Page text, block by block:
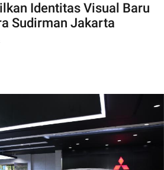
Identitas Visual Baru
Sudirman Jakarta